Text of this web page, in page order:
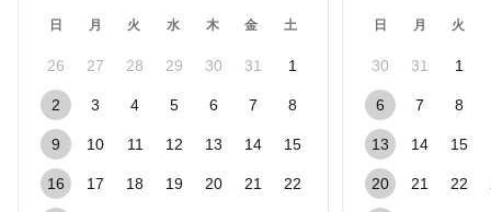
日 月 火 水 木 金 土
26 27 28 29 30 31 1
2 3 4 5 6 7 8
9 10 11 12 13 14 15
16 17 18 19 20 21 22
日 月 火
30 31 1
6 7 8
13 14 15
20 21 22